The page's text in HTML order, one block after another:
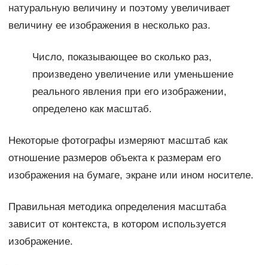
натуральную величину и поэтому увеличивает
величину ее изображения в несколько раз.
Число, показывающее во сколько раз,
произведено увеличение или уменьшение
реального явления при его изображении,
определено как масштаб.
Некоторые фотографы измеряют масштаб как
отношение размеров объекта к размерам его
изображения на бумаге, экране или ином носителе.
Правильная методика определения масштаба
зависит от контекста, в котором используется
изображение.